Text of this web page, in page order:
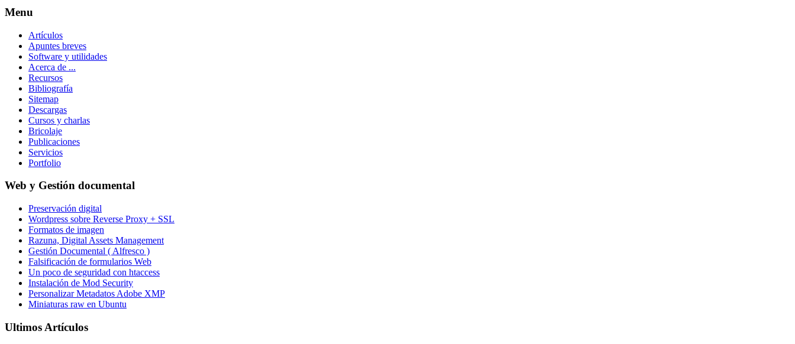
Menu
Artículos
Apuntes breves
Software y utilidades
Acerca de ...
Recursos
Bibliografía
Sitemap
Descargas
Cursos y charlas
Bricolaje
Publicaciones
Servicios
Portfolio
Web y Gestión documental
Preservación digital
Wordpress sobre Reverse Proxy + SSL
Formatos de imagen
Razuna, Digital Assets Management
Gestión Documental ( Alfresco )
Falsificación de formularios Web
Un poco de seguridad con htaccess
Instalación de Mod Security
Personalizar Metadatos Adobe XMP
Miniaturas raw en Ubuntu
Ultimos Artículos